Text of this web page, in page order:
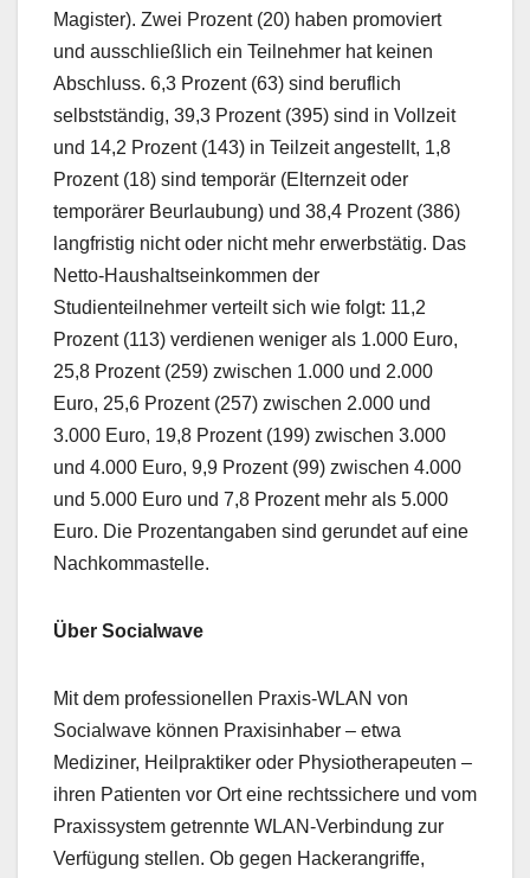
Magister). Zwei Prozent (20) haben promoviert
und ausschließlich ein Teilnehmer hat keinen
Abschluss. 6,3 Prozent (63) sind beruflich
selbstständig, 39,3 Prozent (395) sind in Vollzeit
und 14,2 Prozent (143) in Teilzeit angestellt, 1,8
Prozent (18) sind temporär (Elternzeit oder
temporärer Beurlaubung) und 38,4 Prozent (386)
langfristig nicht oder nicht mehr erwerbstätig. Das
Netto-Haushaltseinkommen der
Studienteilnehmer verteilt sich wie folgt: 11,2
Prozent (113) verdienen weniger als 1.000 Euro,
25,8 Prozent (259) zwischen 1.000 und 2.000
Euro, 25,6 Prozent (257) zwischen 2.000 und
3.000 Euro, 19,8 Prozent (199) zwischen 3.000
und 4.000 Euro, 9,9 Prozent (99) zwischen 4.000
und 5.000 Euro und 7,8 Prozent mehr als 5.000
Euro. Die Prozentangaben sind gerundet auf eine
Nachkommastelle.
Über Socialwave
Mit dem professionellen Praxis-WLAN von
Socialwave können Praxisinhaber – etwa
Mediziner, Heilpraktiker oder Physiotherapeuten –
ihren Patienten vor Ort eine rechtssichere und vom
Praxissystem getrennte WLAN-Verbindung zur
Verfügung stellen. Ob gegen Hackerangriffe,